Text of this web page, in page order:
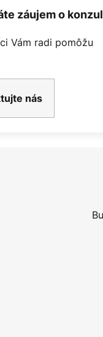
záujem o
Vám radi pomôžu
nás